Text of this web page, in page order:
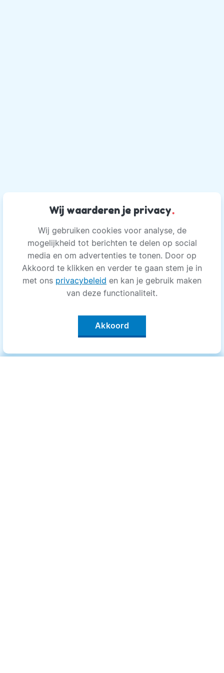
Wij waarderen je privacy.
Wij gebruiken cookies voor analyse, de
mogelijkheid tot berichten te delen op social
media en om advertenties te tonen. Door op
Akkoord te klikken en verder te gaan stem je in
met ons privacybeleid en kan je gebruik maken
van deze functionaliteit.
Akkoord